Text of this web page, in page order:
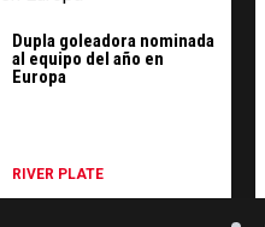
Dupla goleadora nominada
al equipo del año en
Europa
RIVER PLATE